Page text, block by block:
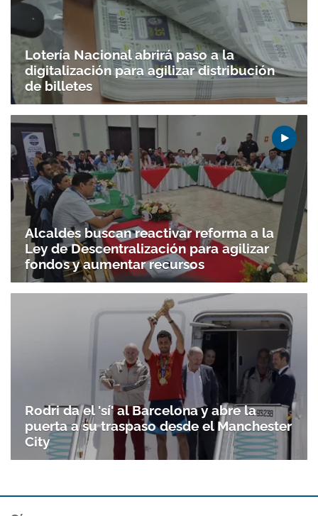
Lotería Nacional abrirá paso a la
digitalización para agilizar distribución
de billetes
Alcaldes buscan reactivar reforma a la
Ley de Descentralización para agilizar
fondos y aumentar recursos
Rodri da el 'sí' al Barcelona y abre la
puerta a su traspaso desde el Manchester
City